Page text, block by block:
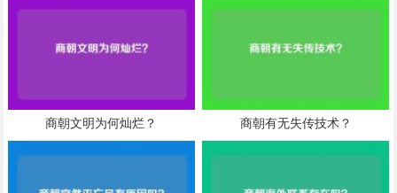
商朝文明为何灿烂？ 商朝有无失传技术？